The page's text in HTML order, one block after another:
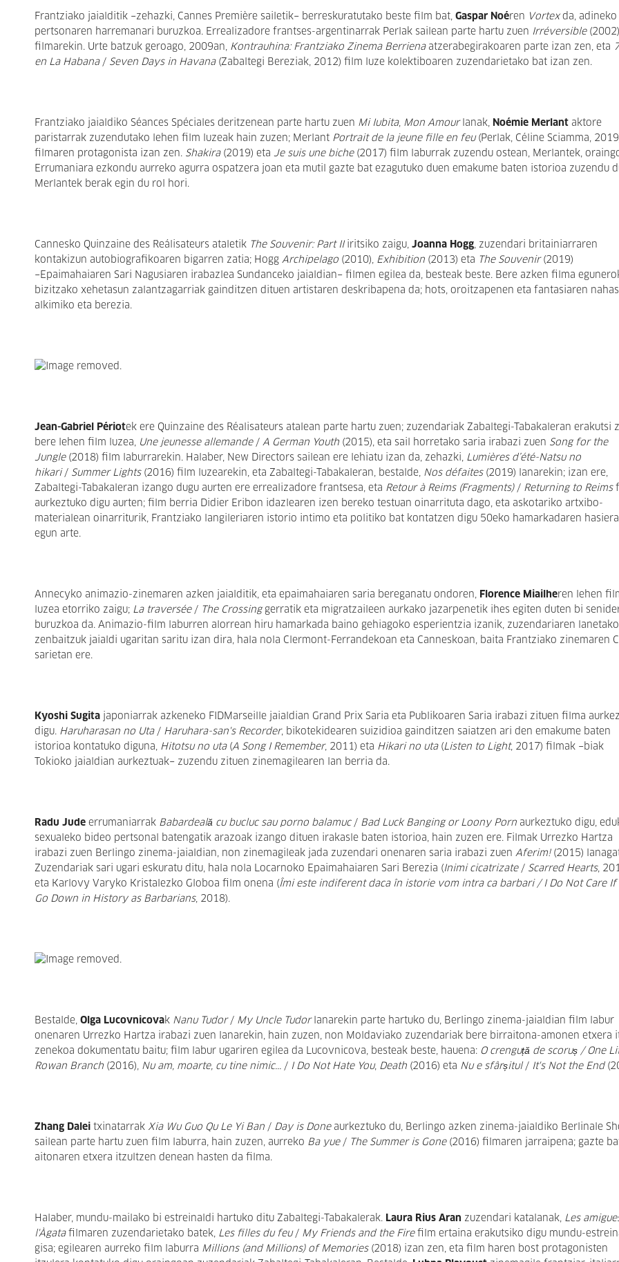
Frantziako jaialditik −zehazki, Cannes Première sailetik− berreskuratutako beste film bat, Gaspar Noéren Vortexda, adineko
pertsonaren harremanari buruzkoa. Errealizadore frantses-argentinarrak Perlak sailean parte hartu zuen Irréversible(2002)
filmarekin. Urte batzuk geroago, 2009an, Kontrauhina: Frantziako Zinema Berrienaatzerabegirakoaren parte izan zen, eta
en La Habana/ Seven Days in Havana(Zabaltegi Bereziak, 2012) film luze kolektiboaren zuzendarietako bat izan zen.
Frantziako jaialdiko Séances Spéciales deritzenean parte hartu zuen Mi Iubita, Mon Amourlanak, Noémie Merlant aktore
paristarrak zuzendutako lehen film luzeak hain zuzen; Merlant Portrait de la jeune fille en feu(Perlak, Céline Sciamma,
filmaren protagonista izan zen. Shakira(2019) eta Je suis une biche(2017) film laburrak zuzendu ostean, Merlantek,
Errumaniara ezkondu aurreko agurra ospatzera joan eta mutil gazte bat ezagutuko duen emakume baten istorioa zuzendu
Merlantek berak egin du rol hori.
Cannesko Quinzaine des Reálisateurs ataletik The Souvenir: Part IIiritsiko zaigu, Joanna Hogg, zuzendari britainiarraren
kontakizun autobiografikoaren bigarren zatia; Hogg Archipelago (2010), Exhibition (2013) eta The Souvenir(2019)
−Epaimahaiaren Sari Nagusiaren irabazlea Sundanceko jaialdian− filmen egilea da, besteak beste. Bere azken filma
bizitzako xehetasun zalantzagarriak gainditzen dituen artistaren deskribapena da; hots, oroitzapenen eta fantasiaren
alkimiko eta berezia.
Jean-Gabriel Périotek ere Quinzaine des Réalisateurs atalean parte hartu zuen; zuzendariak Zabaltegi-Tabakaleran erakutsi
bere lehen film luzea, Une jeunesse allemande / A German Youth (2015), eta sail horretako saria irabazi zuen Song for the
Jungle(2018) film laburrarekin. Halaber, New Directors sailean ere lehiatu izan da, zehazki, Lumières d’été-Natsu no
hikari/ Summer Lights (2016) film luzearekin, eta Zabaltegi-Tabakaleran, bestalde, Nos défaites(2019) lanarekin; izan ere,
Zabaltegi-Tabakaleran izango dugu aurten ere errealizadore frantsesa, eta Retour à Reims (Fragments)/ Returning to Reims
aurkeztuko digu aurten; film berria Didier Eribon idazlearen izen bereko testuan oinarrituta dago, eta askotariko artxibo-
materialean oinarriturik, Frantziako langileriaren istorio intimo eta politiko bat kontatzen digu 50eko hamarkadaren
egun arte.
Annecyko animazio-zinemaren azken jaialditik, eta epaimahaiaren saria bereganatu ondoren, Florence Miailheren lehen
luzea etorriko zaigu; La traversée/ The Crossinggerratik eta migratzaileen aurkako jazarpenetik ihes egiten duten bi
buruzkoa da. Animazio-film laburren alorrean hiru hamarkada baino gehiagoko esperientzia izanik, zuzendariaren lanetako
zenbaitzuk jaialdi ugaritan saritu izan dira, hala nola Clermont-Ferrandekoan eta Canneskoan, baita Frantziako zinemaren
sarietan ere.
Kyoshi Sugita japoniarrak azkeneko FIDMarseille jaialdian Grand Prix Saria eta Publikoaren Saria irabazi zituen filma
digu. Haruharasan no Uta/ Haruhara-san's Recorder, bikotekidearen suizidioa gainditzen saiatzen ari den emakume baten
istorioa kontatuko diguna, Hitotsu no uta(A Song I Remember, 2011) eta Hikari no uta(Listen to Light, 2017) filmak −biak
Tokioko jaialdian aurkeztuak− zuzendu zituen zinemagilearen lan berria da.
Radu Jude errumaniarrak Babardeală cu bucluc sau porno balamuc / Bad Luck Banging or Loony Porn aurkeztuko digu,
sexualeko bideo pertsonal batengatik arazoak izango dituen irakasle baten istorioa, hain zuzen ere. Filmak Urrezko Hartza
irabazi zuen Berlingo zinema-jaialdian, non zinemagileak jada zuzendari onenaren saria irabazi zuen Aferim!(2015)
Zuzendariak sari ugari eskuratu ditu, hala nola Locarnoko Epaimahaiaren Sari Berezia (Inimi cicatrizate/ Scarred Hearts,
eta Karlovy Varyko Kristalezko Globoa film onena (Îmi este indiferent daca în istorie vom intra ca barbari / I Do Not Care If
Go Down in History as Barbarians, 2018).
Bestalde, Olga Lucovnicovak Nanu Tudor / My Uncle Tudorlanarekin parte hartuko du, Berlingo zinema-jaialdian film labur
onenaren Urrezko Hartza irabazi zuen lanarekin, hain zuzen, non Moldaviako zuzendariak bere birraitona-amonen etxera
zenekoa dokumentatu baitu; film labur ugariren egilea da Lucovnicova, besteak beste, hauena: O crenguță de scoruș / One
Rowan Branch (2016), Nu am, moarte, cu tine nimic... / I Do Not Hate You, Death (2016) eta Nu e sfârșitul/ It's Not the End
Zhang Dalei txinatarrak Xia Wu Guo Qu Le Yi Ban / Day is Doneaurkeztuko du, Berlingo azken zinema-jaialdiko Berlinale
sailean parte hartu zuen film laburra, hain zuzen, aurreko Ba yue / The Summer is Gone(2016) filmaren jarraipena; gazte
aitonaren etxera itzultzen denean hasten da filma.
Halaber, mundu-mailako bi estreinaldi hartuko ditu Zabaltegi-Tabakalerak. Laura Rius Aran zuzendari katalanak, Les
l'Àgatafilmaren zuzendarietako batek, Les filles du feu / My Friends and the Firefilm ertaina erakutsiko digu mundu-
gisa; egilearen aurreko film laburra Millions (and Millions) of Memories(2018) izan zen, eta film haren bost protagonisten